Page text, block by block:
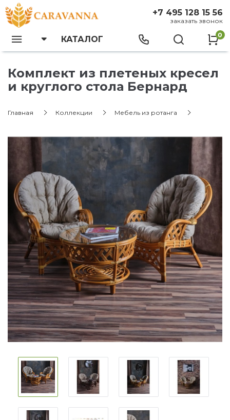
+7 495 128 15 56
заказать звонок
КАТАЛОГ 0
Комплект из плетеных кресел
и круглого стола Бернард
Главная Коллекции Мебель из ротанга